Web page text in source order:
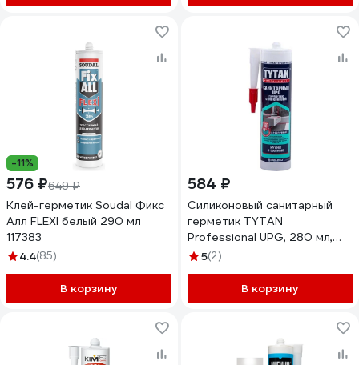
-11%
576 ₽649 ₽
Клей-герметик Soudal Фикс
Алл FLEXI белый 290 мл
117383
4.4(85)
В корзину
584 ₽
Силиконовый санитарный
герметик TYTAN
Professional UPG, 280 мл,
прозрачный 229543
5(2)
В корзину